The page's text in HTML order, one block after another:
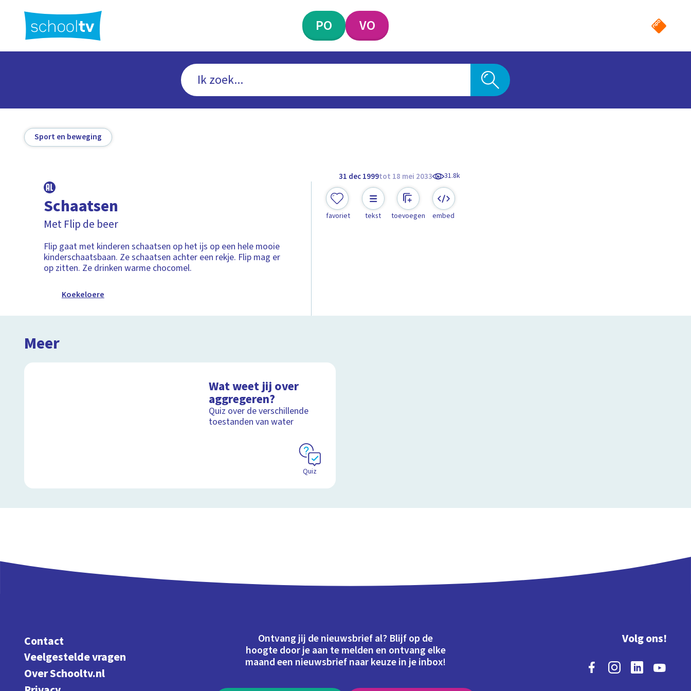
hoofdinhoud
PO VO
Sport en beweging
31 dec 1999tot 18 mei 2033 31.8k
Schaatsen
Met Flip de beer
Flip gaat met kinderen schaatsen op het ijs op een hele mooie
kinderschaatsbaan. Ze schaatsen achter een rekje. Flip mag er
op zitten. Ze drinken warme chocomel.
Koekeloere
favoriet tekst toevoegen embed
Meer
Wat weet jij over
aggregeren?
Quiz over de verschillende
toestanden van water
Quiz
Contact
Veelgestelde vragen
Over Schooltv.nl
Ontvang jij de nieuwsbrief al? Blijf op de
hoogte door je aan te melden en ontvang elke
maand een nieuwsbrief naar keuze in je inbox!
Volg ons!